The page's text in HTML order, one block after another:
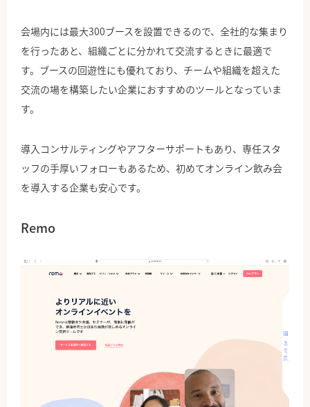
会場内には最大300ブースを設置できるので、全社的な集まり
を行ったあと、組織ごとに分かれて交流するときに最適で
す。ブースの回遊性にも優れており、チームや組織を超えた
交流の場を構築したい企業におすすめのツールとなっていま
す。
導入コンサルティングやアフターサポートもあり、専任スタ
ッフの手厚いフォローもあるため、初めてオンライン飲み会
を導入する企業も安心です。
Remo